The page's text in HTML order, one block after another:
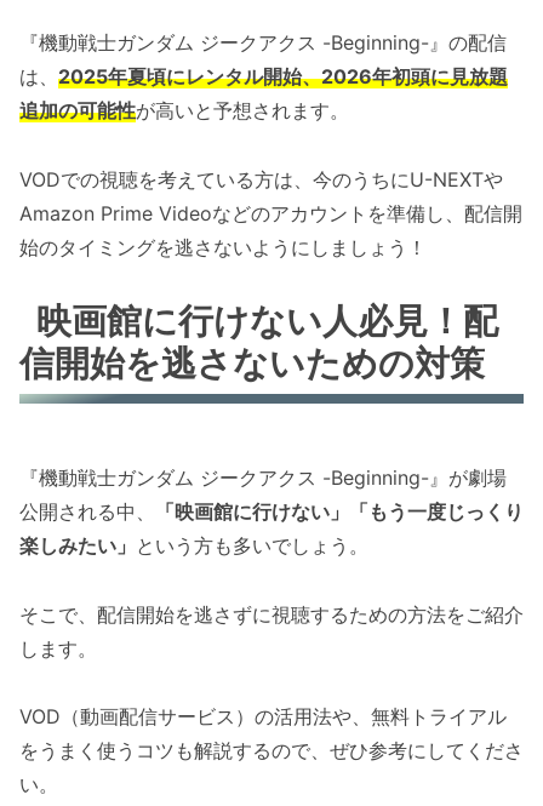
『機動戦士ガンダム ジークアクス -Beginning-』の配信
は、 2025年夏頃にレンタル開始、2026年初頭に見放題
追加の可能性が高いと予想されます。
VODでの視聴を考えている方は、今のうちにU-NEXTや
Amazon Prime Videoなどのアカウントを準備し、配信開
始のタイミングを逃さないようにしましょう！
映画館に行けない人必見！配
信開始を逃さないための対策
『機動戦士ガンダム ジークアクス -Beginning-』が劇場
公開される中、
「映画館に行けない」「もう一度じっくり
楽しみたい」 という方も多いでしょう。
そこで、配信開始を逃さずに視聴するための方法をご紹介
します。
VOD（動画配信サービス）の活用法や、無料トライアル
をうまく使うコツも解説するので、ぜひ参考にしてくださ
い。